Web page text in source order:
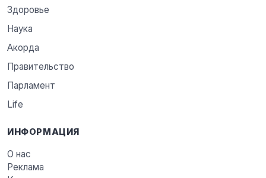
Здоровье
Наука
Акорда
Правительство
Парламент
Life
ИНФОРМАЦИЯ
О нас
Реклама